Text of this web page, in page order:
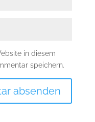
in diesem
speichern.